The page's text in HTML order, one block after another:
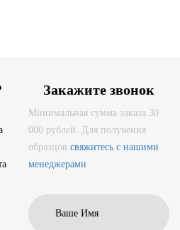
Закажите звонок
Минимальная сумма заказа 30
000 рублей. Для получения
образцов свяжитесь с нашими
менеджерами